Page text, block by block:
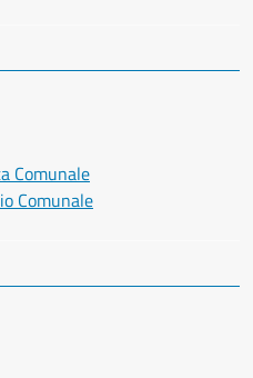
Comunale
Comunale